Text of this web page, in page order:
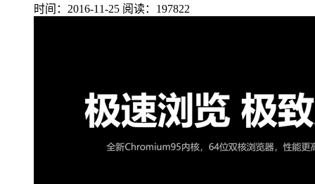
时间：2016-11-25 阅读：197822